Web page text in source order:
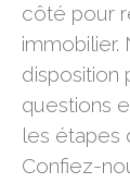
côté pour
disposition
questions
les étapes
Confiez-